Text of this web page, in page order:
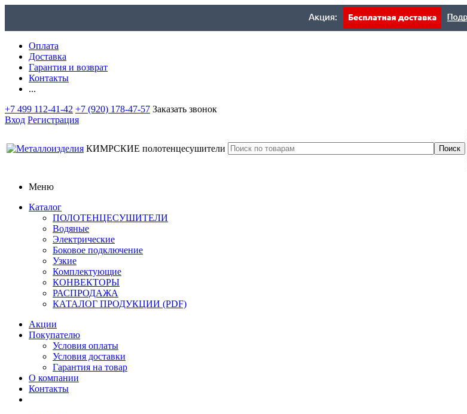
Оплата
Доставка
Гарантия и возврат
Контакты
...
+7 499 112-41-42 +7 (920) 178-47-57 Заказать звонок
Вход Регистрация
КИМРСКИЕ полотенцесушители
Меню
Каталог
ПОЛОТЕНЦЕСУШИТЕЛИ
Водяные
Электрические
Боковое подключение
Узкие
Комплектующие
КОНВЕКТОРЫ
РАСПРОДАЖА
КАТАЛОГ ПРОДУКЦИИ (PDF)
Акции
Покупателю
Условия оплаты
Условия доставки
Гарантия на товар
О компании
Контакты